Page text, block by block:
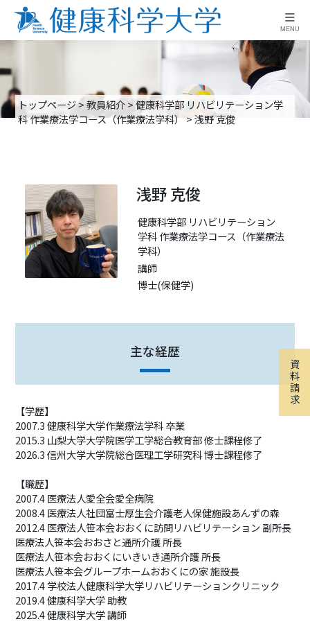
≡
MENU
資
料
請
求
トップページ>教員紹介>健康科学部 リハビリテーション学
科 作業療法学コース（作業療法学科）>浅野 克俊
浅野 克俊
健康科学部 リハビリテーション
学科 作業療法学コース（作業療法
学科）
講師
博士(保健学)
主な経歴
【学歴】
2007.3 健康科学大学作業療法学科 卒業
2015.3 山梨大学大学院医学工学総合教育部 修士課程修了
2026.3 信州大学大学院総合医理工学研究科 博士課程修了
【職歴】
2007.4 医療法人愛全会愛全病院
2008.4 医療法人社団富士厚生会介護老人保健施設あんずの森
2012.4 医療法人笹本会おおくに訪問リハビリテーション 副所長
医療法人笹本会おおさと通所介護 所長
医療法人笹本会おおくにいきいき通所介護 所長
医療法人笹本会グループホームおおくにの家 施設長
2017.4 学校法人健康科学大学リハビリテーションクリニック
2019.4 健康科学大学 助教
2025.4 健康科学大学 講師